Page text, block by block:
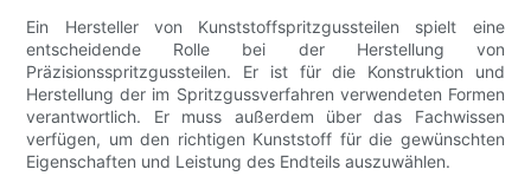
Ein Hersteller von Kunststoffspritzgussteilen spielt eine
entscheidende Rolle bei der Herstellung von
Präzisionsspritzgussteilen. Er ist für die Konstruktion und
Herstellung der im Spritzgussverfahren verwendeten Formen
verantwortlich. Er muss außerdem über das Fachwissen
verfügen, um den richtigen Kunststoff für die gewünschten
Eigenschaften und Leistung des Endteils auszuwählen.